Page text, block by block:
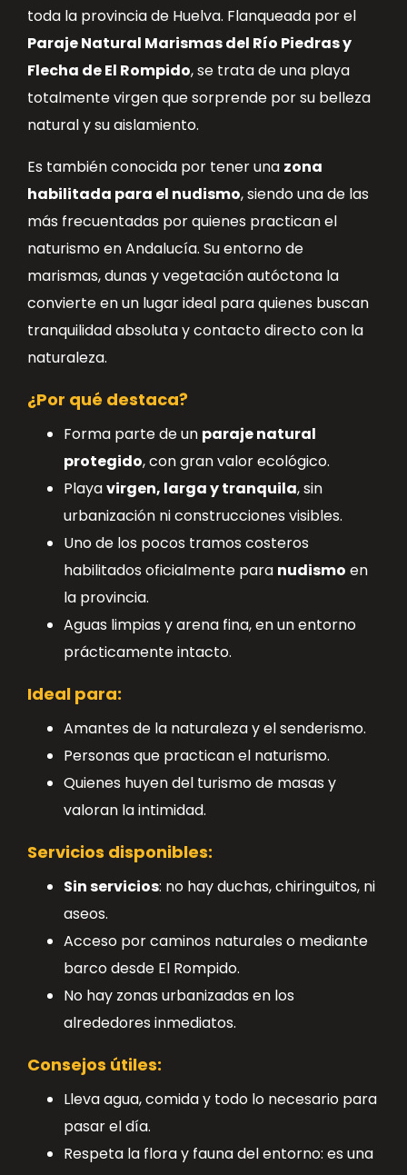
toda la provincia de Huelva. Flanqueada por el
Paraje Natural Marismas del Río Piedras y
Flecha de El Rompido, se trata de una playa
totalmente virgen que sorprende por su belleza
natural y su aislamiento.
Es también conocida por tener una zona
habilitada para el nudismo, siendo una de las
más frecuentadas por quienes practican el
naturismo en Andalucía. Su entorno de
marismas, dunas y vegetación autóctona la
convierte en un lugar ideal para quienes buscan
tranquilidad absoluta y contacto directo con la
naturaleza.
¿Por qué destaca?
Forma parte de un paraje natural
protegido, con gran valor ecológico.
Playavirgen, larga y tranquila, sin
urbanización ni construcciones visibles.
Uno de los pocos tramos costeros
habilitados oficialmente para nudismo en
la provincia.
Aguas limpias y arena fina, en un entorno
prácticamente intacto.
Ideal para:
Amantes de la naturaleza y el senderismo.
Personas que practican el naturismo.
Quienes huyen del turismo de masas y
valoran la intimidad.
Servicios disponibles:
Sin servicios: no hay duchas, chiringuitos, ni
aseos.
Acceso por caminos naturales o mediante
barco desde El Rompido.
No hay zonas urbanizadas en los
alrededores inmediatos.
Consejos útiles:
Lleva agua, comida y todo lo necesario para
pasar el día.
Respeta la flora y fauna del entorno: es una